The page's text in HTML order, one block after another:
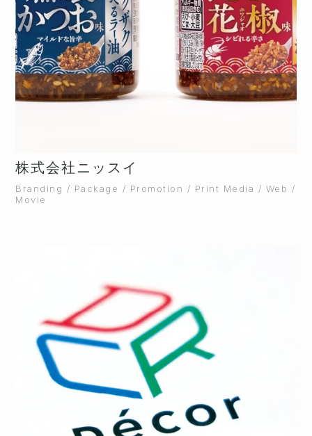
株式会社ニッスイ
Branding / Package / Promotion / Print Media / Web /
Movie